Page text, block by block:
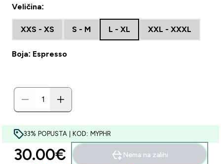
Veličina:
XXS - XS S - M L - XL XXL - XXXL
Boja: Espresso
33% POPUSTA | KOD: MYPHR
30.00€‎ Nema na zalihi